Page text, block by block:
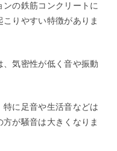
の鉄筋コンクリートに
りやすい特徴がありま
気密性が低く音や振動
特に足音や生活音などは
が騒音は大きくなりま